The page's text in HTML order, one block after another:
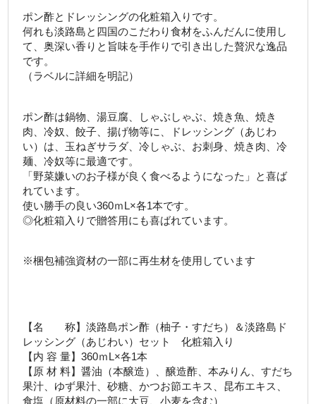
ポン酢とドレッシングの化粧箱入りです。
何れも淡路島と四国のこだわり食材をふんだんに使用し
て、奥深い香りと旨味を手作りで引き出した贅沢な逸品
です。
（ラベルに詳細を明記）
ポン酢は鍋物、湯豆腐、しゃぶしゃぶ、焼き魚、焼き
肉、冷奴、餃子、揚げ物等に、ドレッシング（あじわ
い）は、玉ねぎサラダ、冷しゃぶ、お刺身、焼き肉、冷
麺、冷奴等に最適です。
「野菜嫌いのお子様が良く食べるようになった」と喜ば
れています。
使い勝手の良い360ｍL×各1本です。
◎化粧箱入りで贈答用にも喜ばれています。
※梱包補強資材の一部に再生材を使用しています
【名 称】淡路島ポン酢（柚子・すだち）＆淡路島ド
レッシング（あじわい）セット 化粧箱入り
【内 容 量】360ｍL×各1本
【原 材 料】醤油（本醸造）、醸造酢、本みりん、すだち
果汁、ゆず果汁、砂糖、かつお節エキス、昆布エキス、
食塩（原材料の一部に大豆、小麦を含む）